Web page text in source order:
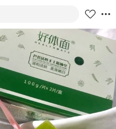

详情 推荐